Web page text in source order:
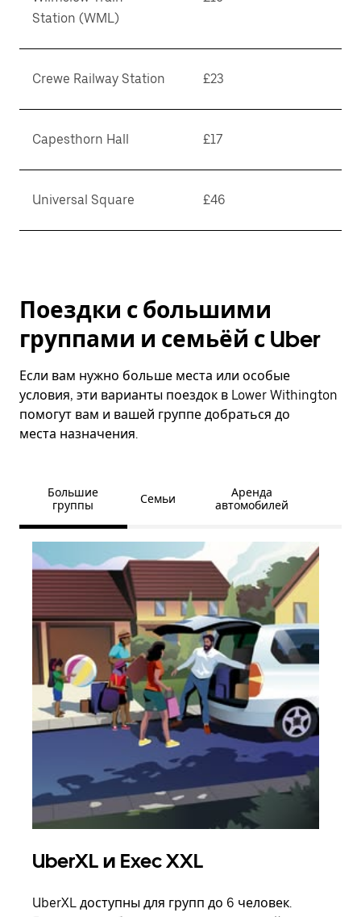
Station (WML)
Crewe Railway Station £23
Capesthorn Hall £17
Universal Square £46
Поездки с большими
группами и семьёй с Uber
Если вам нужно больше места или особые
условия, эти варианты поездок в Lower Withington
помогут вам и вашей группе добраться до
места назначения.
Большие
группы
Семьи
Аренда
автомобилей
UberXL и Exec XXL
UberXL доступны для групп до 6 человек.